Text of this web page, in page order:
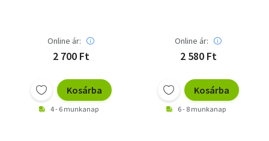
Online ár:
2 700 Ft
Kosárba
4 - 6 munkanap
Online ár:
2 580 Ft
Kosárba
6 - 8 munkanap